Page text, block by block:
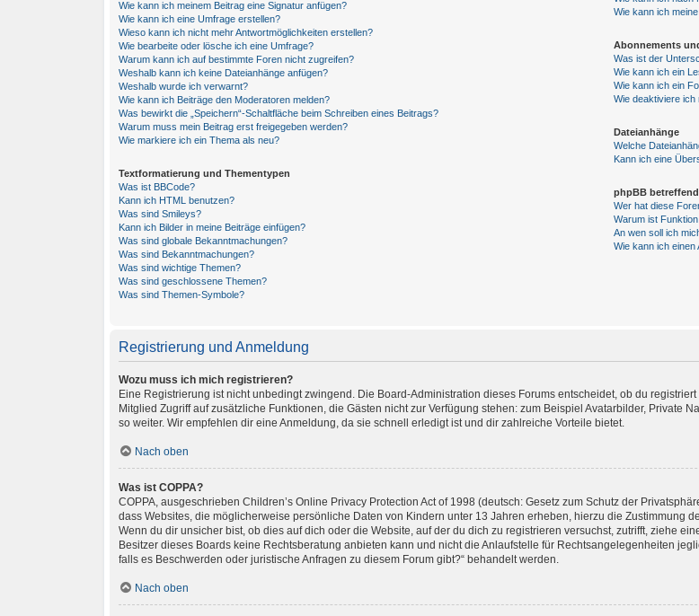
Wie kann ich meinem Beitrag eine Signatur anfügen?
Wie kann ich eine Umfrage erstellen?
Wieso kann ich nicht mehr Antwortmöglichkeiten erstellen?
Wie bearbeite oder lösche ich eine Umfrage?
Warum kann ich auf bestimmte Foren nicht zugreifen?
Weshalb kann ich keine Dateianhänge anfügen?
Weshalb wurde ich verwarnt?
Wie kann ich Beiträge den Moderatoren melden?
Was bewirkt die „Speichern“-Schaltfläche beim Schreiben eines Beitrags?
Warum muss mein Beitrag erst freigegeben werden?
Wie markiere ich ein Thema als neu?
Textformatierung und Thementypen
Was ist BBCode?
Kann ich HTML benutzen?
Was sind Smileys?
Kann ich Bilder in meine Beiträge einfügen?
Was sind globale Bekanntmachungen?
Was sind Bekanntmachungen?
Was sind wichtige Themen?
Was sind geschlossene Themen?
Was sind Themen-Symbole?
Wie kann ich
Abonnements
Was ist der
Wie kann ich ein
Wie kann ich ein
Wie deaktiviere ich
Dateianhänge
Welche
Kann ich eine
phpBB
Wer hat diese
Warum ist
An wen soll ich
Wie kann ich
Registrierung und Anmeldung
Wozu muss ich mich registrieren?
Eine Registrierung ist nicht unbedingt zwingend. Die Board-Administration dieses Forums entscheidet, ob du
Mitglied Zugriff auf zusätzliche Funktionen, die Gästen nicht zur Verfügung stehen: zum Beispiel Avatarbilder, Private
so weiter. Wir empfehlen dir eine Anmeldung, da sie schnell erledigt ist und dir zahlreiche Vorteile bietet.
Nach oben
Was ist COPPA?
COPPA, ausgeschrieben Children’s Online Privacy Protection Act of 1998 (deutsch: Gesetz zum Schutz der
dass Websites, die möglicherweise persönliche Daten von Kindern unter 13 Jahren erheben, hierzu die Zustimmung
Wenn du dir unsicher bist, ob dies auf dich oder die Website, auf der du dich zu registrieren versuchst, zutrifft, ziehe
Besitzer dieses Boards keine Rechtsberatung anbieten kann und nicht die Anlaufstelle für Rechtsangelegenheiten
falls es Beschwerden oder juristische Anfragen zu diesem Forum gibt?“ behandelt werden.
Nach oben